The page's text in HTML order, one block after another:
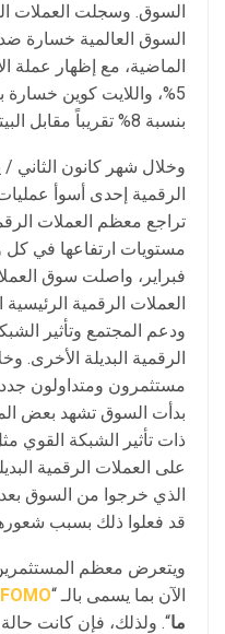
السوق. وسجلت العملات
الماضية، مع إظهار عملة
بنسبة 8% تقريباً مقابل البيتكوين.
وخلال شهر كانون الثاني
الرقمية إحدى أسوأ
مستويات ارتفاعها في
فبراير، واصلت سوق
العملات الرقمية
ودعم المجتمع وتأثير
الرقمية البديلة الأخرى.
مستثمرون ومتداولون
بدأت السوق تشهد بعض
ذات تأثير الشبكة القوي
على العملات الرقمية
الذي خرجوا من السوق
قد فعلوا ذلك بسبب
ويتعرض معظم
الآن بما يسمى بالـ “FOMO
ما